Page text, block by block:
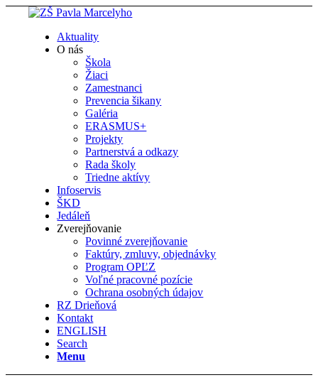
Aktuality
O nás
Škola
Žiaci
Zamestnanci
Prevencia šikany
Galéria
ERASMUS+
Projekty
Partnerstvá a odkazy
Rada školy
Triedne aktívy
Infoservis
ŠKD
Jedáleň
Zverejňovanie
Povinné zverejňovanie
Faktúry, zmluvy, objednávky
Program OPĽZ
Voľné pracovné pozície
Ochrana osobných údajov
RZ Drieňová
Kontakt
ENGLISH
Search
Menu